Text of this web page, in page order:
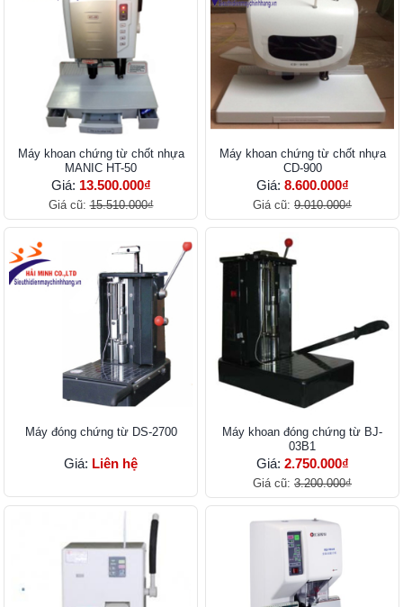
Máy khoan chứng từ chốt nhựa
MANIC HT-50
Giá: 13.500.000₫
Giá cũ:15.510.000₫
Máy khoan chứng từ chốt nhựa
CD-900
Giá: 8.600.000₫
Giá cũ: 9.010.000₫
Máy đóng chứng từ DS-2700
Giá: Liên hệ
Máy khoan đóng chứng từ BJ-
03B1
Giá: 2.750.000₫
Giá cũ: 3.200.000₫